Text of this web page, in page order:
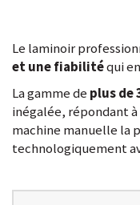
Le laminoir
et une fiabilitéqui
La gamme de plus de
inégalée, répondant
machine manuelle la
technologiquement